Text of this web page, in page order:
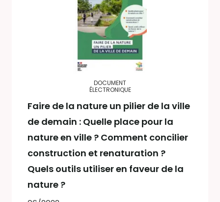
DOCUMENT
ÉLECTRONIQUE
Faire de la nature un pilier de la ville
de demain : Quelle place pour la
nature en ville ? Comment concilier
construction et renaturation ?
Quels outils utiliser en faveur de la
nature ?